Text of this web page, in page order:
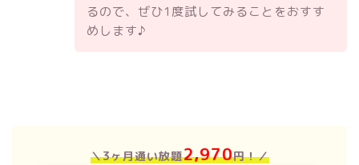
るので、ぜひ1度試してみることをおすす
めします♪
＼3ヶ月通い放題2,970円！／